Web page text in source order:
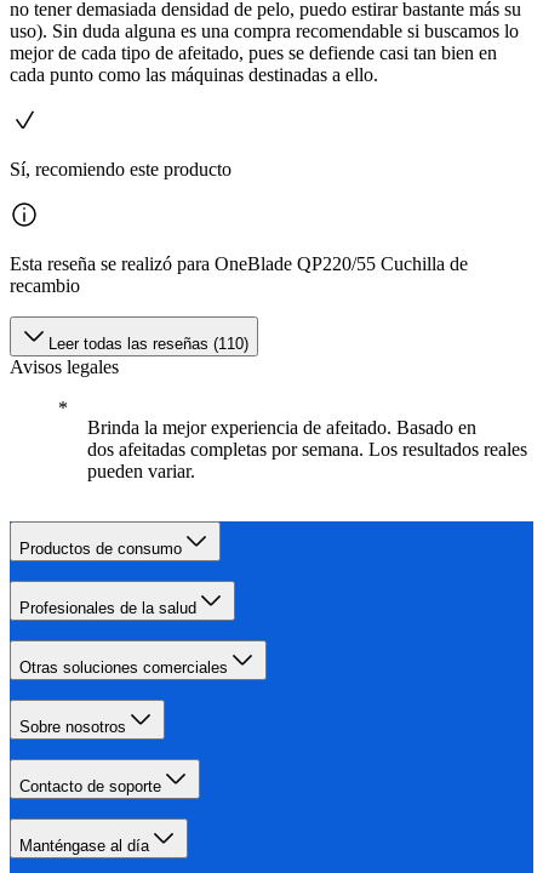
no tener demasiada densidad de pelo, puedo estirar bastante más su
uso). Sin duda alguna es una compra recomendable si buscamos lo
mejor de cada tipo de afeitado, pues se defiende casi tan bien en
cada punto como las máquinas destinadas a ello.
Sí, recomiendo este producto
Esta reseña se realizó para OneBlade QP220/55 Cuchilla de
recambio
Leer todas las reseñas (110)
Avisos legales
Brinda la mejor experiencia de afeitado. Basado en
dos afeitadas completas por semana. Los resultados reales
pueden variar.
Productos de consumo
Profesionales de la salud
Otras soluciones comerciales
Sobre nosotros
Contacto de soporte
Manténgase al día